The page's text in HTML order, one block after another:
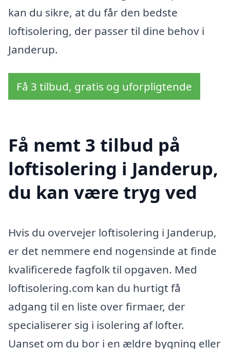
kan du sikre, at du får den bedste
loftisolering, der passer til dine behov i
Janderup.
Få 3 tilbud, gratis og uforpligtende
Få nemt 3 tilbud på
loftisolering i Janderup,
du kan være tryg ved
Hvis du overvejer loftisolering i Janderup,
er det nemmere end nogensinde at finde
kvalificerede fagfolk til opgaven. Med
loftisolering.com kan du hurtigt få
adgang til en liste over firmaer, der
specialiserer sig i isolering af lofter.
Uanset om du bor i en ældre bygning eller